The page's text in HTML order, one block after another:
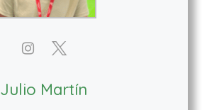
Julio Martín